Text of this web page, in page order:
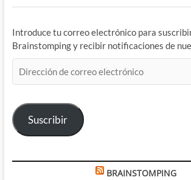
Introduce tu correo electrónico para
Brainstomping y recibir notificaciones de
de
electrónico
Suscribir
BRAINSTOMPING